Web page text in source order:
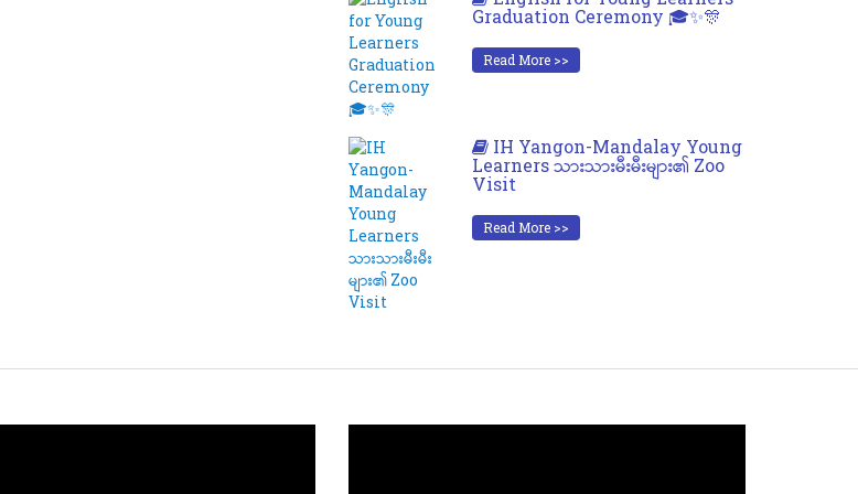
Graduation Ceremony 🎓✨🎊
Read More >>
IH Yangon-Mandalay Young
Learners သားသားမီးမီးများ၏ Zoo
Visit
Read More >>